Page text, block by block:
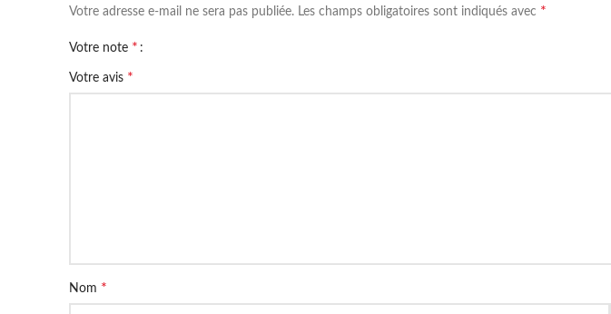
Votre adresse e-mail ne sera pas publiée. Les champs obligatoires sont indiqués avec *
Votre note *
Votre avis *
Nom *